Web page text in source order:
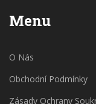
Menu
O Nás
Obchodní Podmínky
Zásady Ochrany